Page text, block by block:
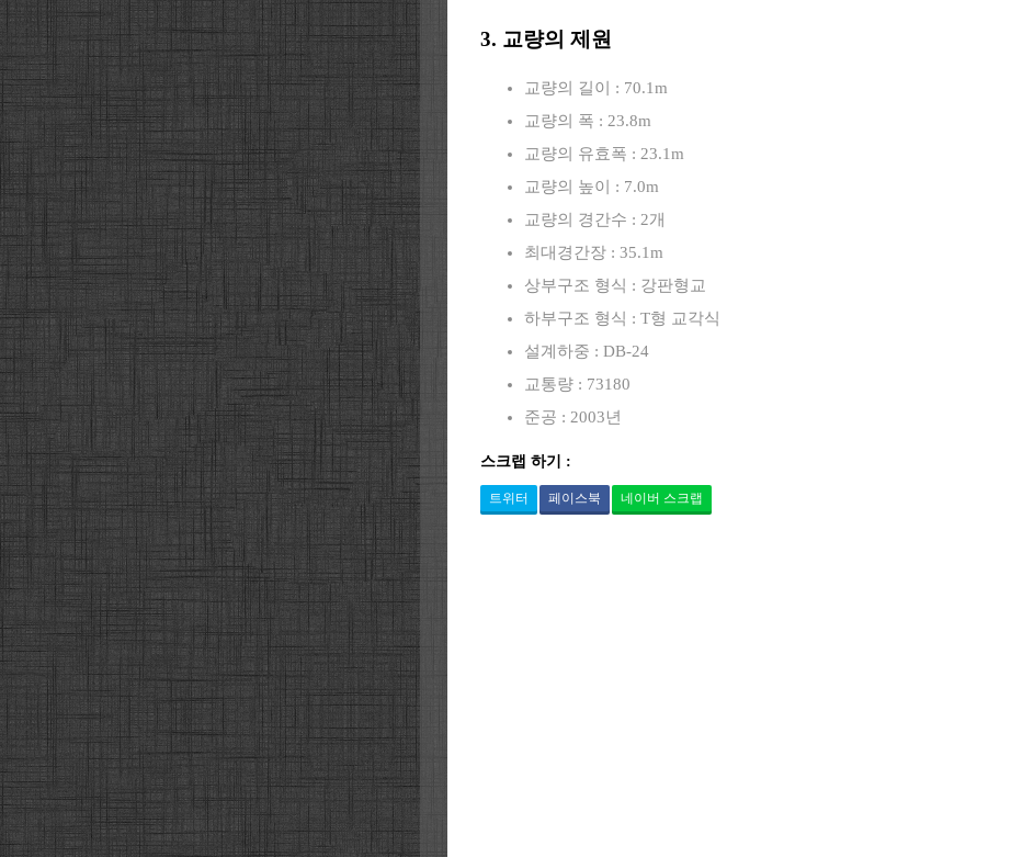
3. 교량의 제원
교량의 길이 : 70.1m
교량의 폭 : 23.8m
교량의 유효폭 : 23.1m
교량의 높이 : 7.0m
교량의 경간수 : 2개
최대경간장 : 35.1m
상부구조 형식 : 강판형교
하부구조 형식 : T형 교각식
설계하중 : DB-24
교통량 : 73180
준공 : 2003년
스크랩 하기 :
트위터 페이스북 네이버 스크랩